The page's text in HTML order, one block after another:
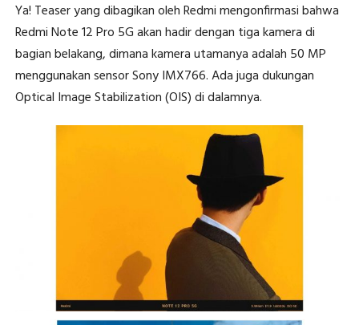
Ya! Teaser yang dibagikan oleh Redmi mengonfirmasi bahwa
Redmi Note 12 Pro 5G akan hadir dengan tiga kamera di
bagian belakang, dimana kamera utamanya adalah 50 MP
menggunakan sensor Sony IMX766. Ada juga dukungan
Optical Image Stabilization (OIS) di dalamnya.